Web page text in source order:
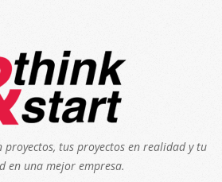
proyectos, tus proyectos en realidad y tu
en una mejor empresa.